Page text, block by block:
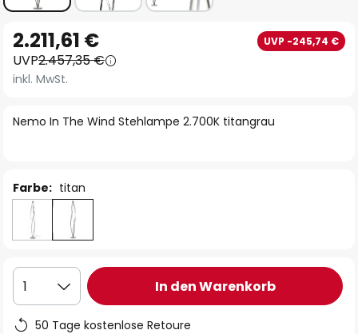
Anfang
der
Bildgalerie
Nemo In The Wind Stehlampe 2.700K titangrau
2.211,61 € UVP -245,74 €
UVP2.457,35 €
inkl. MwSt.
Farbe: titan
1 In den Warenkorb
50 Tage kostenlose Retoure